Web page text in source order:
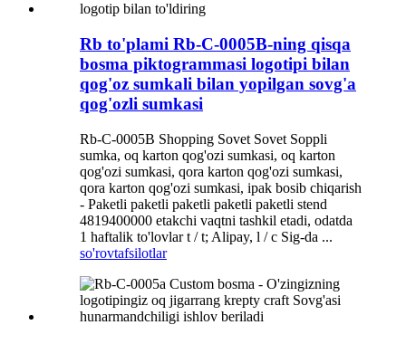
Rb to'plami Rb-C-0005B-ning qisqa
bosma piktogrammasi logotipi bilan
qog'oz sumkali bilan yopilgan sovg'a
qog'ozli sumkasi
Rb-C-0005B Shopping Sovet Sovet Soppli
sumka, oq karton qog'ozi sumkasi, oq karton
qog'ozi sumkasi, qora karton qog'ozi sumkasi,
qora karton qog'ozi sumkasi, ipak bosib chiqarish
- Paketli paketli paketli paketli paketli stend
4819400000 etakchi vaqtni tashkil etadi, odatda
1 haftalik to'lovlar t / t; Alipay, l / c Sig-da ...
so'rovtafsilotlar